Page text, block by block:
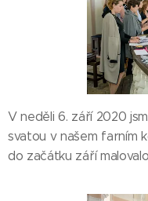
V neděli 6. září 2020
svatou v našem farním
do začátku září